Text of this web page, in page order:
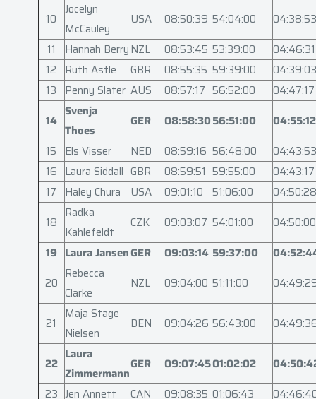
10
Jocelyn
McCauley
USA 08:50:39 54:04:00
04:38:53
11
Hannah BerryNZL 08:53:45 53:39:00
04:46:31
12 Ruth Astle GBR 08:55:35 59:39:00
04:39:03
13 Penny Slater AUS 08:57:17 56:52:00
04:47:17
14
Svenja
Thoes
GER 08:58:3056:51:00
04:55:12
15 Els Visser NED 08:59:16 56:48:00
04:43:53
16 Laura Siddall GBR 08:59:51 59:55:00
04:43:17
17 Haley Chura USA 09:01:10 51:06:00
04:50:28
18
Radka
Kahlefeldt
CZK 09:03:07 54:01:00
04:50:00
19 Laura JansenGER 09:03:14 59:37:00
20
Rebecca
Clarke
NZL 09:04:00 51:11:00
21
Maja Stage
Nielsen
DEN 09:04:26 56:43:00
22
Laura
Zimmermann
GER 09:07:4501:02:02
23 Jen Annett CAN 09:08:35 01:06:43